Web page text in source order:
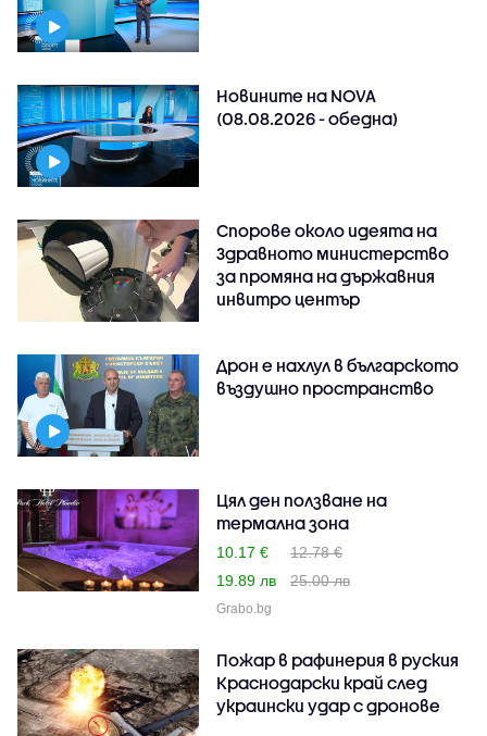
Новините на NOVA
(08.08.2026 - обедна)
Спорове около идеята на
Здравното министерство
за промяна на държавния
инвитро център
Дрон е нахлул в българското
въздушно пространство
Цял ден ползване на
термална зона
10.17 €
12.78 €
19.89 лв
25.00 лв
Grabo.bg
Пожар в рафинерия в руския
Краснодарски край след
украински удар с дронове